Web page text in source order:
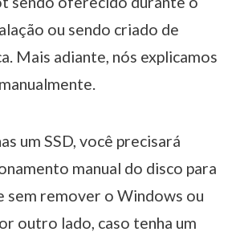
ou sendo criado de
Mais adiante, nós explicamos
um SSD, você precisará
manual do disco para
sem remover o Windows ou
outro lado, caso tenha um